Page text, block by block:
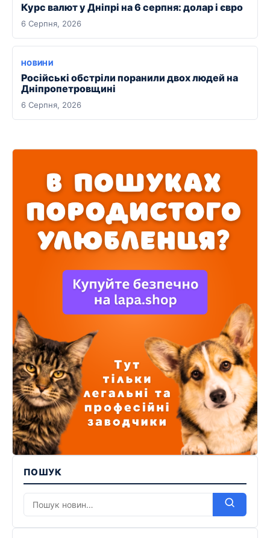
Курс валют у Дніпрі на 6 серпня: долар і євро
6 Серпня, 2026
НОВИНИ
Російські обстріли поранили двох людей на
Дніпропетровщині
6 Серпня, 2026
ПОШУК